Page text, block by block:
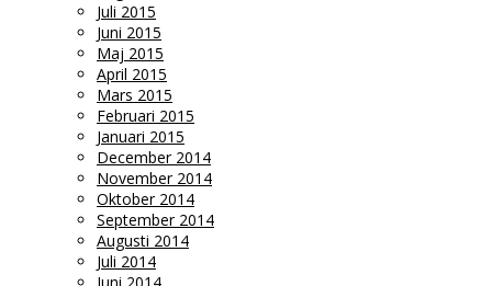
Juli 2015
Juni 2015
Maj 2015
April 2015
Mars 2015
Februari 2015
Januari 2015
December 2014
November 2014
Oktober 2014
September 2014
Augusti 2014
Juli 2014